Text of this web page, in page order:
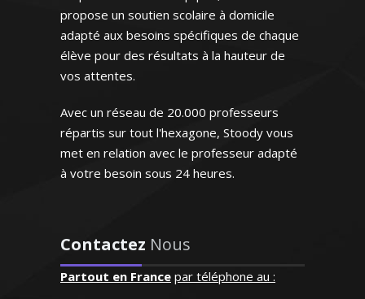
"Respect des horaires et
maîtrise du programme ce
attentif aux besoins de ma
fille qui progresse de façon
remarquable"
accompagnement pédagogique
personnalisé et de qualité
Monsieur S. Bernard - Professeur de
physique/chimie - Lille
de deux ans d’expérience en Angleterre
(où j’ai enseigné), j’aime aider mes élèves
à acquérir le bon niveau en fonction de
propose un soutien scolaire à domicile
adapté aux besoins spécifiques de chaque
élève pour des résultats à la hauteur de
vos attentes.
Avec un réseau de 20.000 professeurs
répartis sur tout l'hexagone, Stoody vous
met en relation avec le professeur adapté
à votre besoin sous 24 heures.
Contactez Nous
Partout en France par téléphone au :